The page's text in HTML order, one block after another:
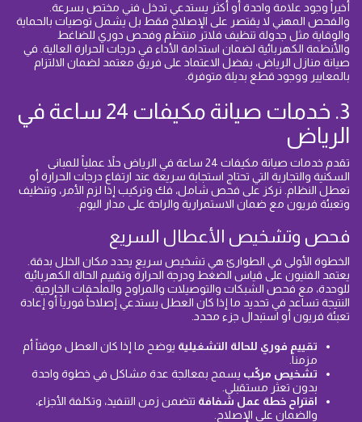
أخيراً وجود علامة واحدة أو أكثر يستدعي تدخل فني مختص بسرعة.
والفحص المهني لا يقتصر على الإصلاح فقط بل يشمل توصيات بالحماية
والوقاية مثل جدولة تنظيف فلاتر منتظم وفحص دوري للضاغط
والأنظمة الكهربائية لضمان استدامة الأداء في درجات الحرارة العالية. في
صيانة منازل الرياض، يفضل الاعتماد على فريق معتمد لضمان الالتزام
بالمعايير ووجود قطع بديلة متوفرة.
3. خدمات صيانة مكيفات 24 ساعة في
الرياض
تقدم خدمات صيانة مكيفات 24 ساعة في الرياض حلاً عملياً للمبانى
السكنية والتجارية التي تحتاج استجابة سريعة عند ارتفاع درجات الحرارة أو
تعطل النظام. نركز على فحص شامل، فك وتركيب إذا لزم الأمر، وتنظيف
وتعبئة فريون مع ضمان الاستمرارية والراحة على مدار اليوم.
فحص وتشخيص الأعطال السريع
الخطوة الأولى في الطوارئ هي تشخيص سريع يحدد مكان الخلل بدقة.
يعتمد الفنيون على قياس الضغط ودرجة الحرارة وتقييم الحالة الكهربائية
للوحدة، مع فحص الشبكات والتوصيلات والمراوح والملحقات الخارجية.
النتيجة تساعد في تحديد ما إذا كان العطل يستدعي إصلاحاً فورياً أو إعادة
تعبئة فريون أو استبدال جزء محدد.
تقييم فوري للحالة التشغيلية يوضح ما إذا كان العطل موقتاً أم
مزمناً.
تشخيص مركّب يسمح بمعالجة عدة مشاكل في خطوة واحدة
بدون تعثر مستقبلي.
اقتراح خطة عمل شفافة تتضمن زمن التنفيذ، وتكلفة الأجزاء،
والضمان على الإصلاح.